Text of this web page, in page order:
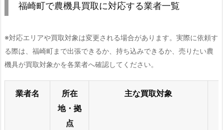
福崎町で農機具買取に対応する業者一覧
※対応エリアや買取対象は変更される場合があります。実際に依頼す
る際は、福崎町まで出張できるか、持ち込みできるか、売りたい農
機具が買取対象かを各業者へ確認してください。
業者名
所在
地・拠
点
主な買取対象